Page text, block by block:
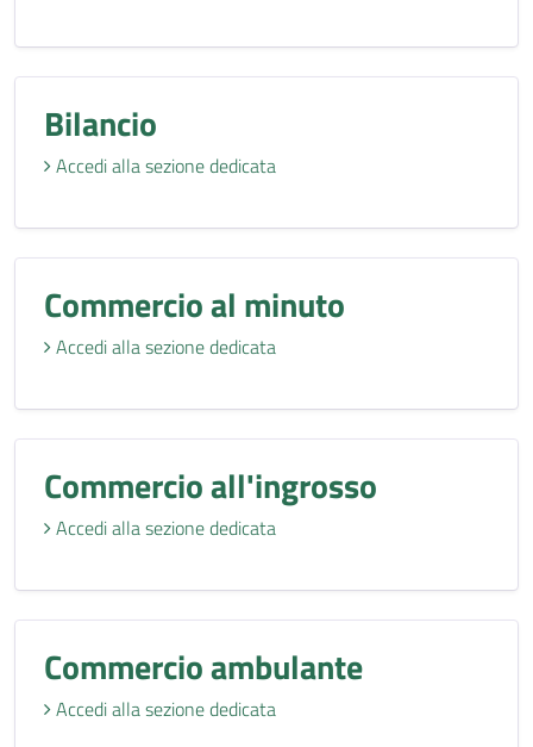
Bilancio
Accedi alla sezione dedicata
Commercio al minuto
Accedi alla sezione dedicata
Commercio all'ingrosso
Accedi alla sezione dedicata
Commercio ambulante
Accedi alla sezione dedicata